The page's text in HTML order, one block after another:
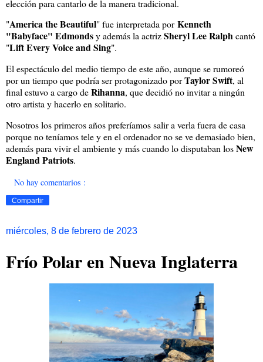
elección para cantarlo de la manera tradicional.
"America the Beautiful" fue interpretada porKenneth
"Babyface" Edmondsy además la actrizSheryl Lee Ralphcantó
"Lift Every Voice and Sing".
El espectáculo del medio tiempo de este año, aunque se rumoreó
por un tiempo que podría ser protagonizado porTaylor Swift, al
final estuvo a cargo deRihanna, que decidió no invitar a ningún
otro artista y hacerlo en solitario.
Nosotros los primeros años preferíamos salir a verla fuera de casa
porque no teníamos tele y en el ordenador no se ve demasiado bien,
además para vivir el ambiente y más cuando lo disputaban losNew
England Patriots.
No hay comentarios :
Compartir
miércoles, 8 de febrero de 2023
Frío Polar en Nueva Inglaterra